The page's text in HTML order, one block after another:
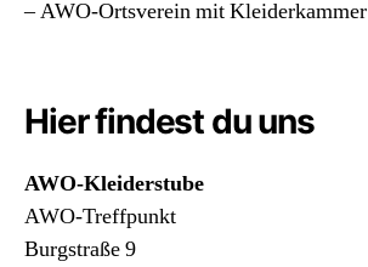
– AWO-Ortsverein mit Kleiderkammer
Hier findest du uns
AWO-Kleiderstube
AWO-Treffpunkt
Burgstraße 9